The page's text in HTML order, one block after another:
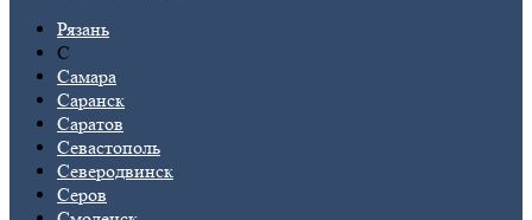
Рязань
С
Самара
Саранск
Саратов
Севастополь
Северодвинск
Серов